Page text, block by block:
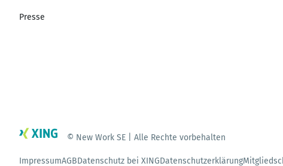
Presse
© New Work SE | Alle Rechte vorbehalten
ImpressumAGBDatenschutz bei XINGDatenschutzerklärung